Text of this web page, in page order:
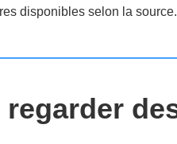
disponibles selon la source.